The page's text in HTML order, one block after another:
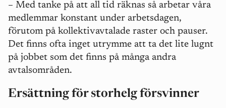
– Med tanke på att all tid räknas så arbetar våra
medlemmar konstant under arbetsdagen,
förutom på kollektivavtalade raster och pauser.
Det finns ofta inget utrymme att ta det lite lugnt
på jobbet som det finns på många andra
avtalsområden.
Ersättning för storhelg försvinner